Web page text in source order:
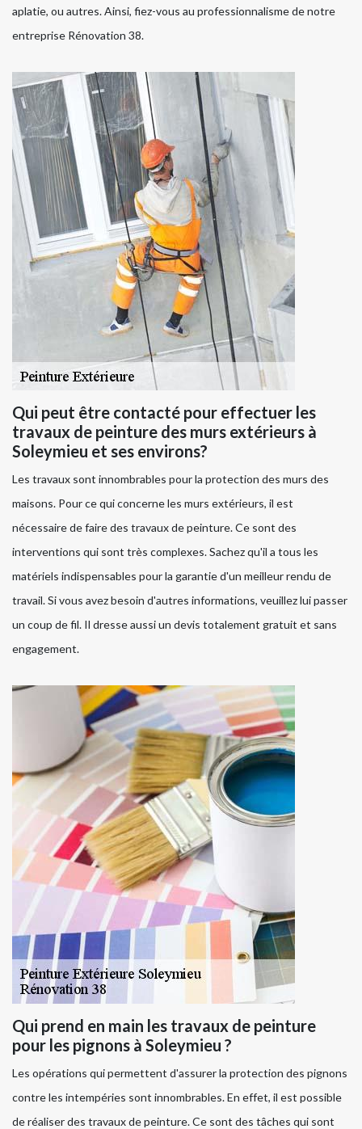
aplatie, ou autres. Ainsi, fiez-vous au professionnalisme de notre
entreprise Rénovation 38.
Qui peut être contacté pour effectuer les
travaux de peinture des murs extérieurs à
Soleymieu et ses environs?
Les travaux sont innombrables pour la protection des murs des
maisons. Pour ce qui concerne les murs extérieurs, il est
nécessaire de faire des travaux de peinture. Ce sont des
interventions qui sont très complexes. Sachez qu'il a tous les
matériels indispensables pour la garantie d'un meilleur rendu de
travail. Si vous avez besoin d'autres informations, veuillez lui passer
un coup de fil. Il dresse aussi un devis totalement gratuit et sans
engagement.
Qui prend en main les travaux de peinture
pour les pignons à Soleymieu ?
Les opérations qui permettent d'assurer la protection des pignons
contre les intempéries sont innombrables. En effet, il est possible
de réaliser des travaux de peinture. Ce sont des tâches qui sont